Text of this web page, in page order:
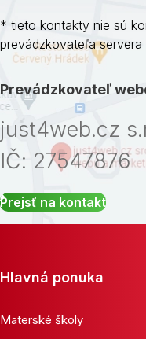
* tieto kontakty nie sú
prevádzkovateľa servera
Prevádzkovateľ
just4web.cz
IČ: 27547876
Prejsť na kontakt
Hlavná ponuka
Materské školy